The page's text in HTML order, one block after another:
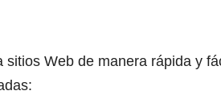
Web de manera rápida y